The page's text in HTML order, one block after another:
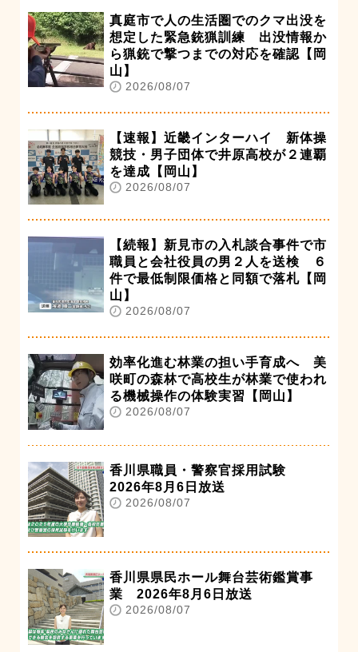
真庭市で人の生活圏でのクマ出没を
想定した緊急銃猟訓練 出没情報か
ら猟銃で撃つまでの対応を確認【岡
山】
2026/08/07
【速報】近畿インターハイ 新体操
競技・男子団体で井原高校が２連覇
を達成【岡山】
2026/08/07
【続報】新見市の入札談合事件で市
職員と会社役員の男２人を送検 ６
件で最低制限価格と同額で落札【岡
山】
2026/08/07
効率化進む林業の担い手育成へ 美
咲町の森林で高校生が林業で使われ
る機械操作の体験実習【岡山】
2026/08/07
香川県職員・警察官採用試験
2026年8月6日放送
2026/08/07
香川県県民ホール舞台芸術鑑賞事
業 2026年8月6日放送
2026/08/07